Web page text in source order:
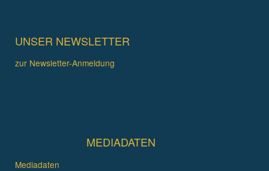
UNSER NEWSLETTER
zur Newsletter-Anmeldung
MEDIADATEN
Mediadaten